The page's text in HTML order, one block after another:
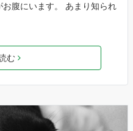
腹にいます。 あまり知られ
む